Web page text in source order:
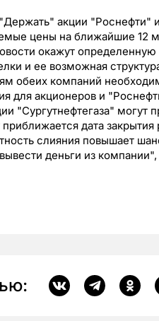
акции "Роснефти"
цены на ближайшие 12
окажут
и ее возможная
обеих компаний
для акционеров и
"Сургутнефтегаза" могут
дата
слияния повышает
деньги из